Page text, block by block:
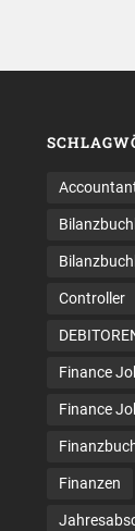
Controller
Finance
Finance
Finanzen